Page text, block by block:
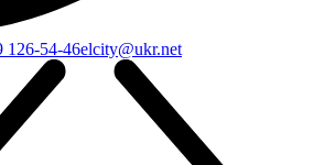
126-54-46elcity@ukr.net